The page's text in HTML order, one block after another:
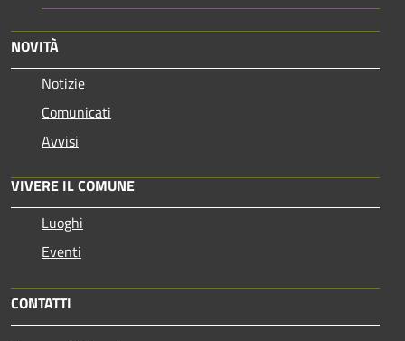
NOVITÀ
Notizie
Comunicati
Avvisi
VIVERE IL COMUNE
Luoghi
Eventi
CONTATTI